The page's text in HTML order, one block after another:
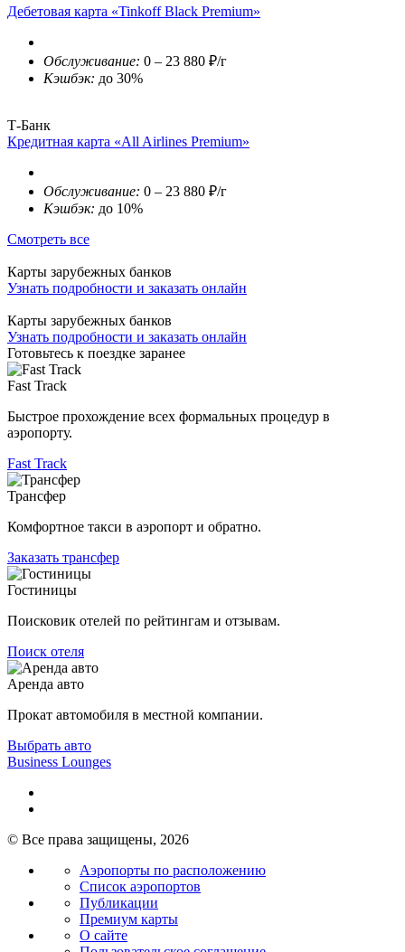
Дебетовая карта «Tinkoff Black Premium»
Обслуживание: 0 – 23 880 ₽/г
Кэшбэк: до 30%
Т-Банк
Кредитная карта «All Airlines Premium»
Обслуживание: 0 – 23 880 ₽/г
Кэшбэк: до 10%
Смотреть все
Карты зарубежных банков
Узнать подробности и заказать онлайн
Карты зарубежных банков
Узнать подробности и заказать онлайн
Готовьтесь к поездке заранее
Fast Track
Быстрое прохождение всех формальных процедур в
аэропорту.
Fast Track
Трансфер
Комфортное такси в аэропорт и обратно.
Заказать трансфер
Гостиницы
Поисковик отелей по рейтингам и отзывам.
Поиск отеля
Аренда авто
Прокат автомобиля в местной компании.
Выбрать авто
Business Lounges
© Все права защищены, 2026
Аэропорты по расположению
Список аэропортов
Публикации
Премиум карты
О сайте